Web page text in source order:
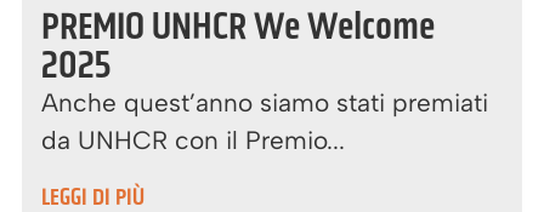
PREMIO UNHCR We Welcome
2025
Anche quest’anno siamo stati premiati
da UNHCR con il Premio...
LEGGI DI PIÙ